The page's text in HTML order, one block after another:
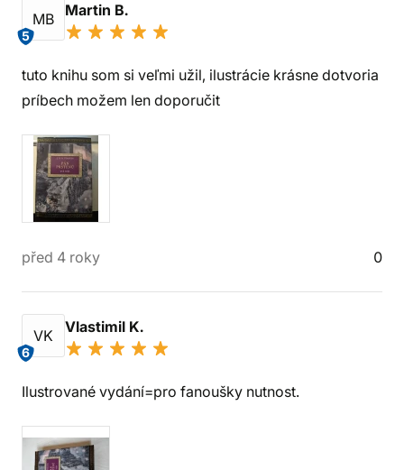
MB
5
Martin B.
tuto knihu som si veľmi užil, ilustrácie krásne dotvoria
príbech možem len doporučit
před 4 roky 0
VK
6
Vlastimil K.
Ilustrované vydání=pro fanoušky nutnost.